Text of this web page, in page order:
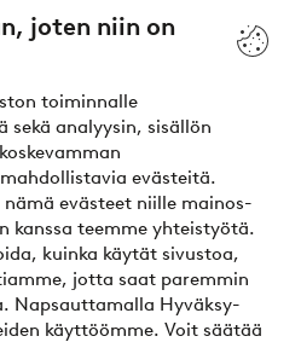
joten niin on
toiminnalle
analyysin, sisällön
evästeitä.
evästeet niille mainos-
kanssa teemme yhteistyötä.
kuinka käytät sivustoa,
jotta saat paremmin
Napsauttamalla Hyväksy-
käyttöömme. Voit säätää
– maksa nyt tai erissä
maksuvaihtoehdoistamme?